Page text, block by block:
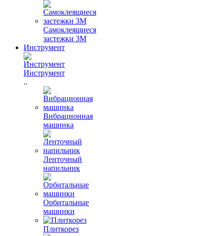
Самоклеящиеся
застежки 3М
Инструмент
Инструмент
..
Вибрационная
машинка
Ленточный
напильник
Орбитальные
машинки
Плиткорез